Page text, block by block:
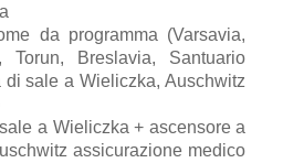
da programma (Varsavia,
Breslavia, Santuario
sale a Wieliczka, Auschwitz
a Wieliczka + ascensore a
assicurazione medico